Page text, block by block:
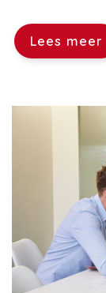
Lees meer